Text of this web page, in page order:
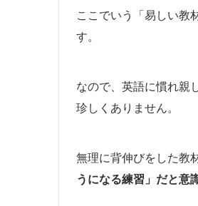
ここでいう「易しい教
す。
なので、英語に慣れ親
珍しくありません。
無理に背伸びをした教
うになる練習」だと意